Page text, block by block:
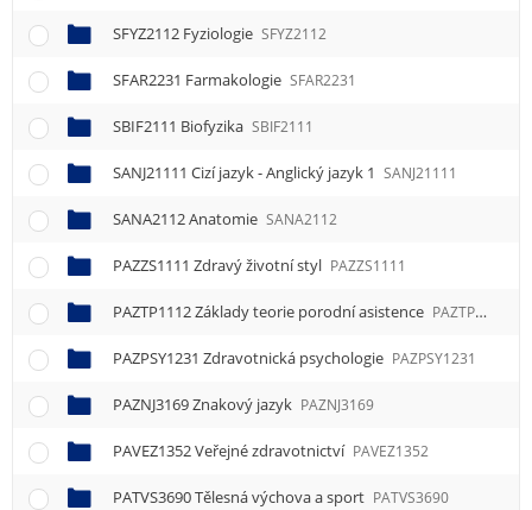
SFYZ2112 Fyziologie SFYZ2112
SFAR2231 Farmakologie SFAR2231
SBIF2111 Biofyzika SBIF2111
SANJ21111 Cizí jazyk - Anglický jazyk 1 SANJ21111
SANA2112 Anatomie SANA2112
PAZZS1111 Zdravý životní styl PAZZS1111
PAZTP1112 Základy teorie porodní asistence PAZTP1112
PAZPSY1231 Zdravotnická psychologie PAZPSY1231
PAZNJ3169 Znakový jazyk PAZNJ3169
PAVEZ1352 Veřejné zdravotnictví PAVEZ1352
PATVS3690 Tělesná výchova a sport PATVS3690